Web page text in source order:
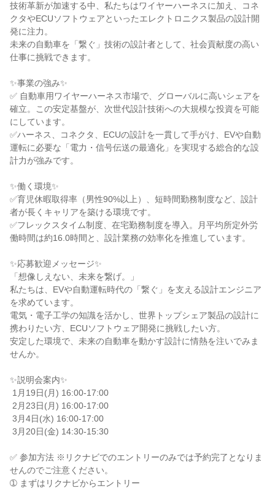
技術革新が加速する中、私たちはワイヤーハーネスに加え、コネ
クタやECUソフトウェアといったエレクトロニクス製品の設計開
発に注力。
未来の自動車を「繋ぐ」技術の設計者として、社会貢献度の高い
仕事に挑戦できます。
✨事業の強み✨
✅ 自動車用ワイヤーハーネス市場で、グローバルに高いシェアを
確立。この安定基盤が、次世代設計技術への大規模な投資を可能
にしています。
✅ハーネス、コネクタ、ECUの設計を一貫して手がけ、EVや自動
運転に必要な「電力・信号伝送の最適化」を実現する総合的な設
計力が強みです。
✨働く環境✨
✅育児休暇取得率（男性90%以上）、短時間勤務制度など、設計
者が長くキャリアを築ける環境です。
✅フレックスタイム制度、在宅勤務制度を導入。月平均所定外労
働時間は約16.0時間と、設計業務の効率化を推進しています。
✨応募歓迎メッセージ✨
「想像しえない、未来を繋げ。」
私たちは、EVや自動運転時代の「繋ぐ」を支える設計エンジニア
を求めています。
電気・電子工学の知識を活かし、世界トップシェア製品の設計に
携わりたい方、ECUソフトウェア開発に挑戦したい方。
安定した環境で、未来の自動車を動かす設計に情熱を注いでみま
せんか。
✨説明会案内✨
✅ 参加方法 ※リクナビでのエントリーのみでは予約完了となりま
せんのでご注意ください。
➀ まずはリクナビからエントリー